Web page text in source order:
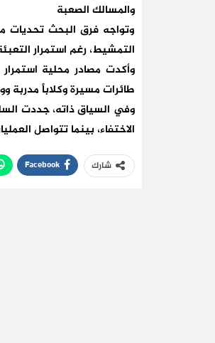
والمسالك الصعبة
وتواجه فرق البحث تحديات
التمشيط، رغم استمرار
طائرات مسيرة وكلاباً مدربة
وفي السياق ذاته، جددت
الاختفاء، بينما تتواصل
شارك Facebook